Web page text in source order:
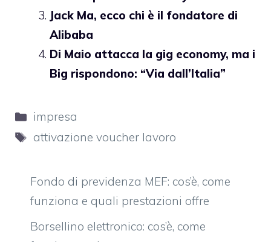
Jack Ma, ecco chi è il fondatore di
Alibaba
Di Maio attacca la gig economy, ma i
Big rispondono: “Via dall’Italia”
Categorie
impresa
Tag
attivazione voucher lavoro
Fondo di previdenza MEF: cos’è, come
funziona e quali prestazioni offre
Borsellino elettronico: cos’è, come